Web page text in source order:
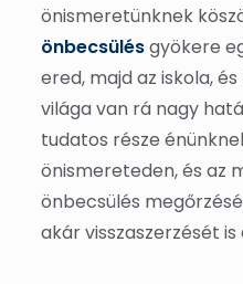
önismeretünknek
önbecsülésgyökere
ered, majd az iskola,
világa van rá nagy
tudatos része
önismereteden, és az
önbecsülés
akár visszaszerzését